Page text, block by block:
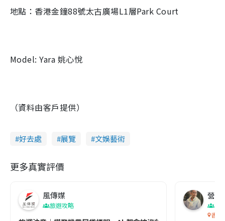
地點：香港金鐘88號太古廣場L1層Park Court
Model: Yara 姚心悅
（資料由客戶提供）
好去處 展覽 文娛藝術
更多真實評價
風傳媒
旅遊攻略
營養
香港